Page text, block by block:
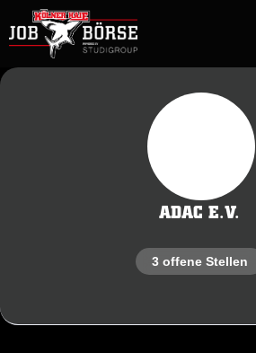
ADAC E.V.
3 offene Stellen